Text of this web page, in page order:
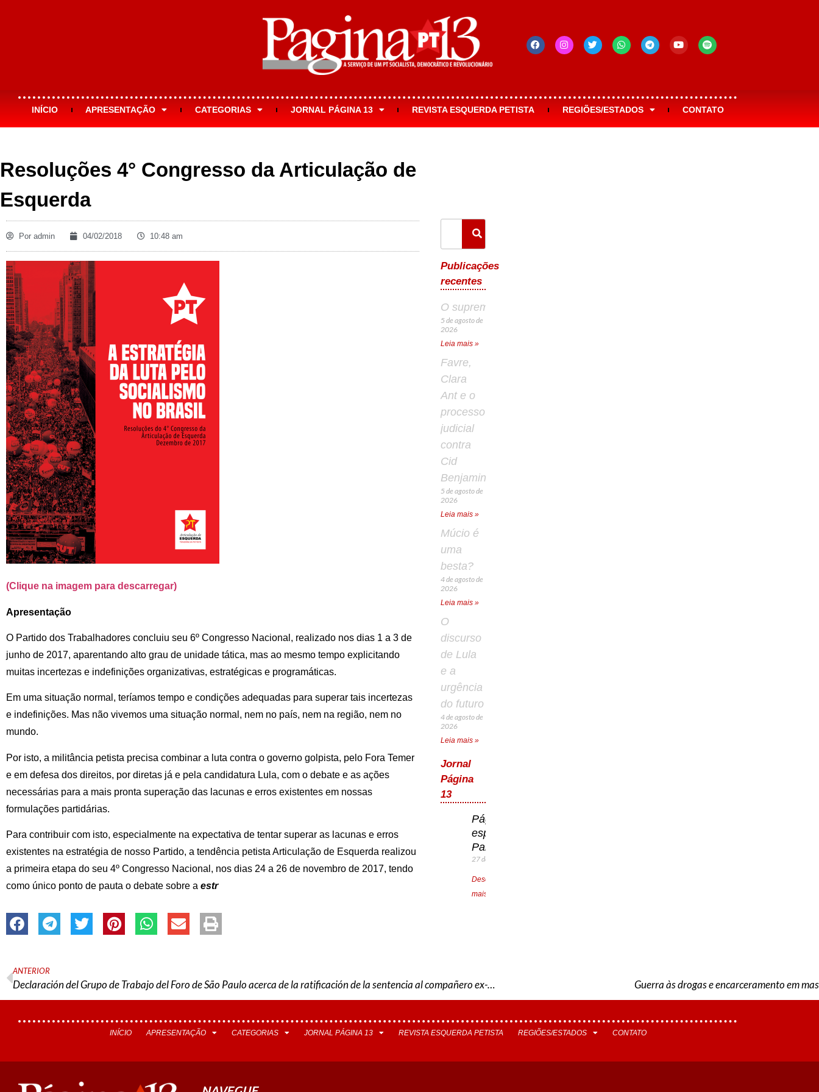
INÍCIO APRESENTAÇÃO CATEGORIAS JORNAL PÁGINA 13 REVISTA ESQUERDA PETISTA REGIÕES/ESTADOS CONTATO
Resoluções 4° Congresso da Articulação de
Esquerda
Por admin 04/02/2018 10:48 am
(Clique na imagem para descarregar)
Apresentação
O Partido dos Trabalhadores concluiu seu 6º Congresso Nacional, realizado nos dias 1 a 3 de
junho de 2017, aparentando alto grau de unidade tática, mas ao mesmo tempo explicitando
muitas incertezas e indefinições organizativas, estratégicas e programáticas.
Em uma situação normal, teríamos tempo e condições adequadas para superar tais incertezas
e indefinições. Mas não vivemos uma situação normal, nem no país, nem na região, nem no
mundo.
Por isto, a militância petista precisa combinar a luta contra o governo golpista, pelo Fora Temer
e em defesa dos direitos, por diretas já e pela candidatura Lula, com o debate e as ações
necessárias para a mais pronta superação das lacunas e erros existentes em nossas
formulações partidárias.
Para contribuir com isto, especialmente na expectativa de tentar superar as lacunas e erros
existentes na estratégia de nosso Partido, a tendência petista Articulação de Esquerda realizou
a primeira etapa do seu 4º Congresso Nacional, nos dias 24 a 26 de novembro de 2017, tendo
como único ponto de pauta o debate sobre a estr
ANTERIOR
Declaración del Grupo de Trabajo del Foro de São Paulo acerca de la ratificación de la sentencia al compañero ex-Presidente Luis Inacio Lula da Silva Guerra às drogas e encarceramento em
Publicações
recentes
O supremo aprendiz
5 de agosto de
2026
Leia mais »
Favre,
Clara
Ant e o
processo
judicial
contra
Cid
Benjamin
5 de agosto de
2026
Leia mais »
Múcio é
uma
besta?
4 de agosto de
2026
Leia mais »
O
discurso
de Lula
e a
urgência
do futuro
4 de agosto de
2026
Leia mais »
Jornal
Página
13
Página 13
especial
Paraná
27 de julho de 2026
Descarregue/Leia
mais »
INÍCIO APRESENTAÇÃO CATEGORIAS JORNAL PÁGINA 13 REVISTA ESQUERDA PETISTA REGIÕES/ESTADOS CONTATO